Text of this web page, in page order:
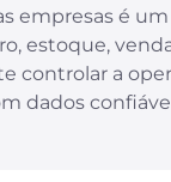
empresas é
estoque,
controlar a
dados